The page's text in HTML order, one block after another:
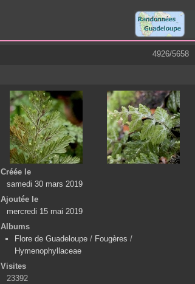
4926/5658
Créée le
samedi 30 mars 2019
Ajoutée le
mercredi 15 mai 2019
Albums
Flore de Guadeloupe / Fougères /
Hymenophyllaceae
Visites
23392